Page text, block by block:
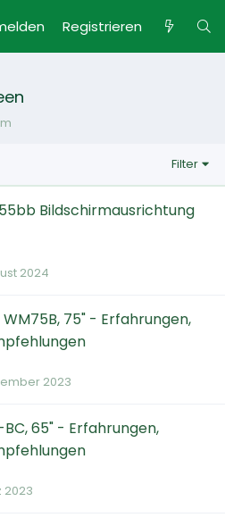
Registrieren
Filter
Bildschirmausrichtung
2024
75" - Erfahrungen,
2023
65" - Erfahrungen,
2023